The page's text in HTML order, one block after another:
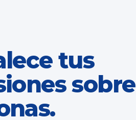
tus
sobre